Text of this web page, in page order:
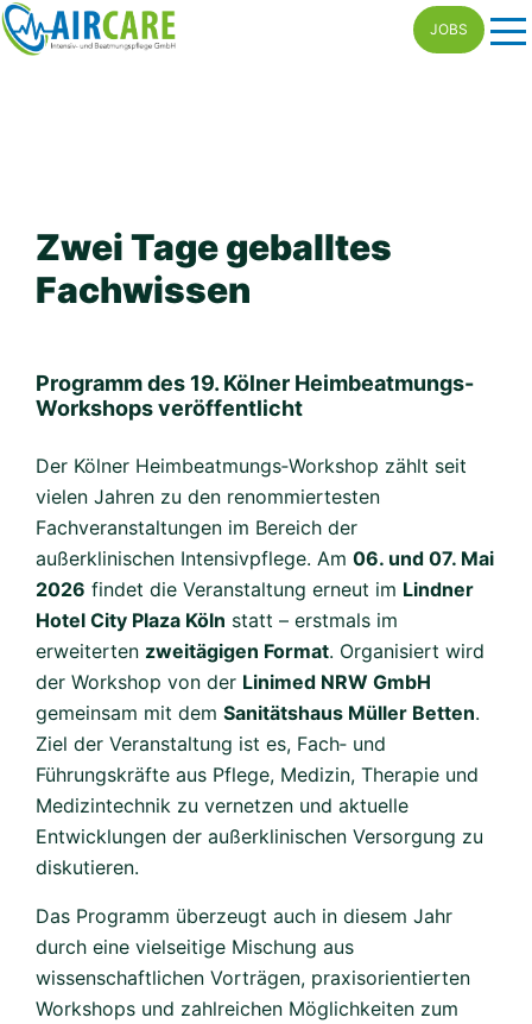
Skip
to
JOBS
Zwei Tage geballtes
Fachwissen
Programm des 19. Kölner Heimbeatmungs-
Workshops veröffentlicht
Der Kölner Heimbeatmungs‑Workshop zählt seit
vielen Jahren zu den renommiertesten
Fachveranstaltungen im Bereich der
außerklinischen Intensivpflege. Am 06. und 07. Mai
2026 findet die Veranstaltung erneut im Lindner
Hotel City Plaza Köln statt – erstmals im
erweiterten zweitägigen Format. Organisiert wird
der Workshop von der Linimed NRW GmbH
gemeinsam mit dem Sanitätshaus Müller Betten.
Ziel der Veranstaltung ist es, Fach‑ und
Führungskräfte aus Pflege, Medizin, Therapie und
Medizintechnik zu vernetzen und aktuelle
Entwicklungen der außerklinischen Versorgung zu
diskutieren.
Das Programm überzeugt auch in diesem Jahr
durch eine vielseitige Mischung aus
wissenschaftlichen Vorträgen, praxisorientierten
Workshops und zahlreichen Möglichkeiten zum